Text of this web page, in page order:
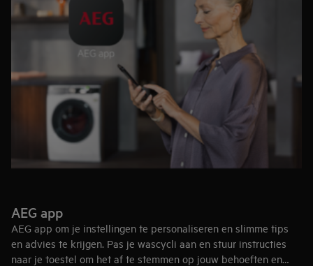
AEG app
AEG app om je instellingen te personaliseren en slimme tips
en advies te krijgen. Pas je wascycli aan en stuur instructies
naar je toestel om het af te stemmen op jouw behoeften en